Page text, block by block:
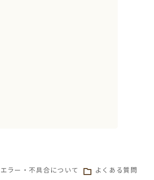
エラー・不具合について よくある質問